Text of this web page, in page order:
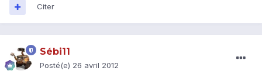
Citer
Sébi11
Posté(e) 26 avril 2012